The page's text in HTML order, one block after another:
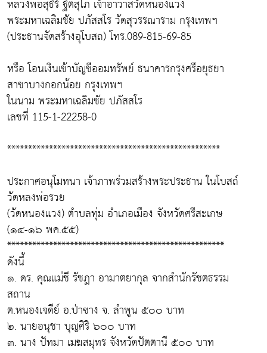
หลวงพ่อสุธีร์ ฐิตสุโภ เจ้าอาวาสวัดหนองแวง
พระมหาเฉลิมชัย ปภัสสโร วัดสุวรรณาราม กรุงเทพฯ
(ประธานจัดสร้างอุโบสถ) โทร.089-815-69-85
หรือ โอนเงินเข้าบัญชีออมทรัพย์ ธนาคารกรุงศรีอยุธยา
สาขาบางกอกน้อย กรุงเทพฯ
ในนาม พระมหาเฉลิมชัย ปภัสสโร
เลขที่ 115-1-22258-0
***************************************************
ประกาศอนุโมทนา เจ้าภาพร่วมสร้างพระประธาน ในโบสถ์
วัดหลงพ่อรวย
(วัดหนองแวง) ตำบลทุ่ม อำเภอเมือง จังหวัดศรีสะเกษ
(๑๔-๑๖ พค.๕๕)
****************************************************
ดังนี้
๑. ดร. คุณแม่ชี รัชฎา อามาตยากุล จากสำนักรัชตธรรม
สถาน
ต.หนองเจดีย์ อ.ป่าซาง จ. ลำพูน ๕๐๐ บาท
๒. นายอนุชา บุญศิริ ๖๐๐ บาท
๓. นาง ปัทมา เมฆสมุทร จังหวัดปัตตานี ๕๐๐ บาท